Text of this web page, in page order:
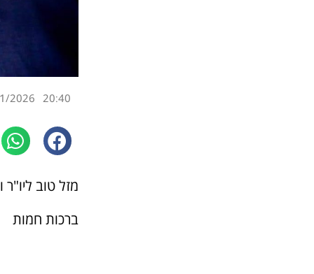
20:40
2026
מזל טוב
ברכות חמות